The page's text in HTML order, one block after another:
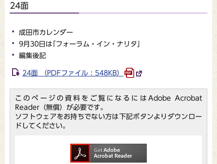
24面
成田市カレンダー
9月30日は｢フォーラム・イン・ナリタ」
編集後記
24面 （PDFファイル : 548KB）
このページの資料をご覧になるにはAdobe Acrobat
Reader（無償）が必要です。
ソフトウェアをお持ちでない方は下記ボタンよりダウンロー
ドしてください。